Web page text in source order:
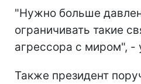
"Нужно больше
ограничивать такие
агрессора с миром", -
Также президент